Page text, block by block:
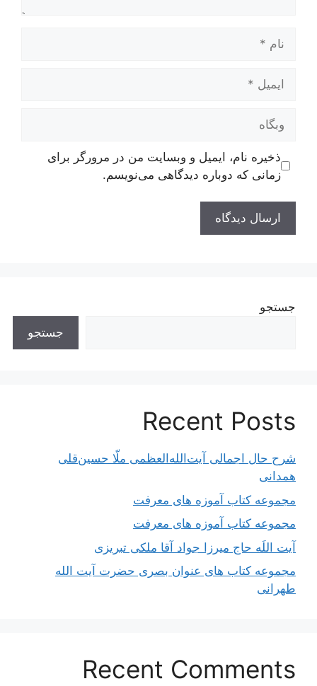
وبگاه
ذخیره نام، ایمیل و وبسایت من در مرورگر برای
زمانی که دوباره دیدگاهی می‌نویسم.
جستجو
جستجو
Recent Posts
شرح حال اجمالی آیت‌الله‌العظمی ملّا حسین‌قلی
همدانی
مجموعه کتاب آموزه های معرفت
مجموعه کتاب آموزه های معرفت
آیت اللَه حاج میرزا جواد آقا ملکی تبریزی
مجموعه کتاب های عنوان بصری حضرت آیت الله
طهرانی
Recent Comments